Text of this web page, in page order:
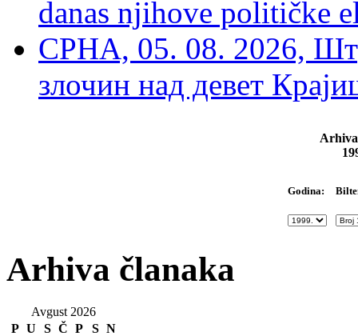
danas njihove političke
СРНА, 05. 08. 2026,
злочин над девет
Godina:
Arhiva članaka
Avgust 2026
P U S Č P S N